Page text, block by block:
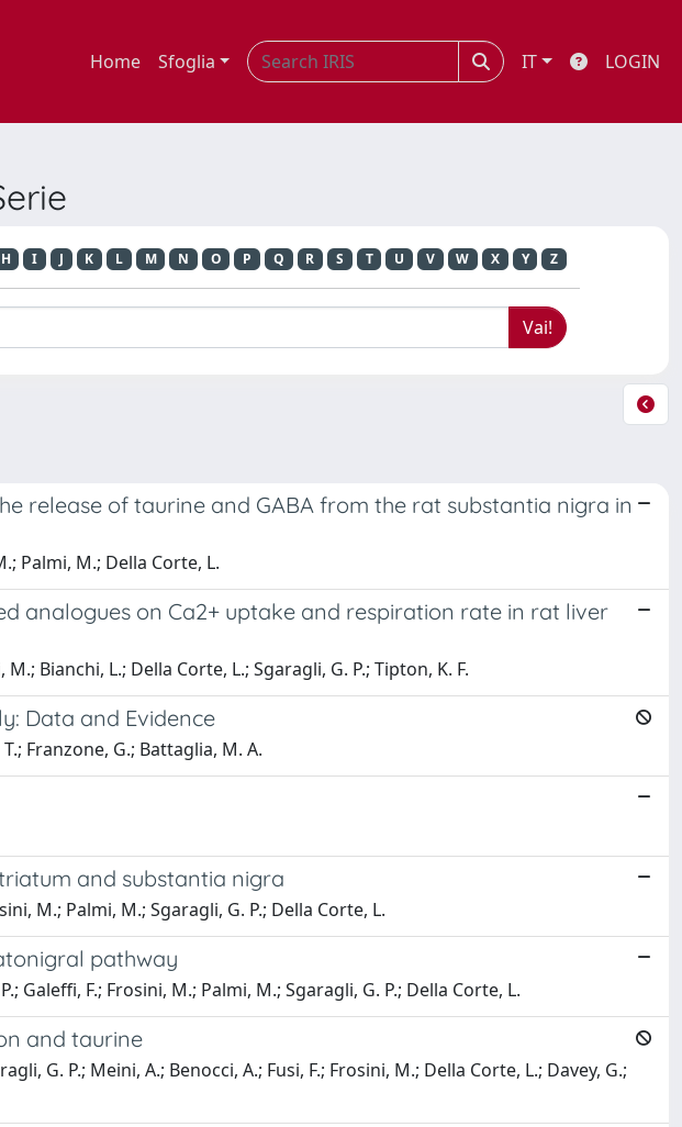
Home Sfoglia IT LOGIN
H I J K L M N O P Q R S T U V W X Y Z
release of taurine and GABA from the rat substantia nigra in
Palmi, M.; Della Corte, L.
analogues on Ca2+ uptake and respiration rate in rat liver
Bianchi, L.; Della Corte, L.; Sgaragli, G. P.; Tipton, K. F.
Data and Evidence
Franzone, G.; Battaglia, M. A.
and substantia nigra
M.; Palmi, M.; Sgaragli, G. P.; Della Corte, L.
pathway
Galeffi, F.; Frosini, M.; Palmi, M.; Sgaragli, G. P.; Della Corte, L.
and taurine
G. P.; Meini, A.; Benocci, A.; Fusi, F.; Frosini, M.; Della Corte, L.; Davey, G.;